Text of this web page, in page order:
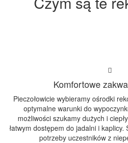
Komfortowe
Pieczołowicie wybieramy ośrodki
optymalne warunki do
możliwości szukamy dużych i
łatwym dostępem do jadalni i
potrzeby uczestników z